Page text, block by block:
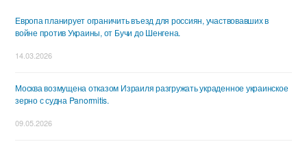
Европа планирует ограничить въезд для россиян, участвовавших в
войне против Украины, от Бучи до Шенгена.
14.03.2026
Москва возмущена отказом Израиля разгружать украденное украинское
зерно с судна Panormitis.
09.05.2026